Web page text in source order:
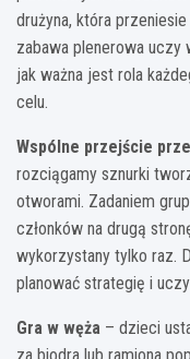
drużyna, która
zabawa plenerowa uczy
jak ważna jest rola
celu.
Wspólne przejście
rozciągamy sznurki
otworami. Zadaniem
członków na drugą
wykorzystany tylko raz.
planować strategię i
Gra w węża – dzieci